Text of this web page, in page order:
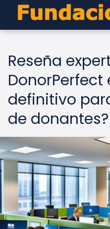
Reseña
definitivo
de donantes?